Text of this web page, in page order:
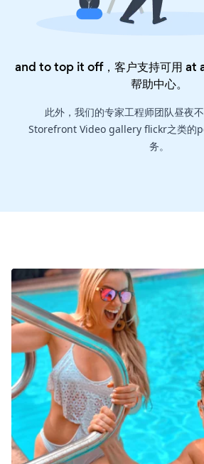
and to top it off，客户支持可用 at
帮助中心。
此外，我们的专家工程师团队昼夜
Storefront Video gallery flickr之类的
务。